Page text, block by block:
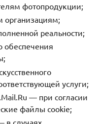
фотопродукции;
организациям;
реальности;
обеспечения
услуги;
— при согласии
файлы cookie;
в случаях,